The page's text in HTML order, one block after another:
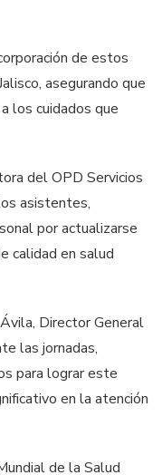
de estos
asegurando que
los cuidados que
del OPD Servicios
asistentes,
por actualizarse
calidad en salud
Director General
las jornadas,
para lograr este
en la atención
de la Salud